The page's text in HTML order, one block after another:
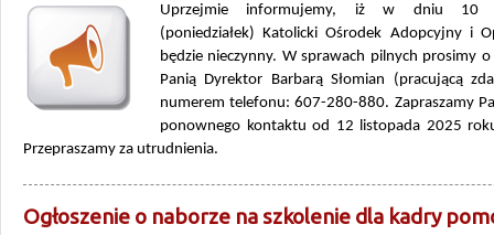
Uprzejmie informujemy, iż w dniu 10
(poniedziałek) Katolicki Ośrodek Adopcyjny i
będzie nieczynny. W sprawach pilnych prosimy
Panią Dyrektor Barbarą Słomian (pracującą
numerem telefonu: 607-280-880. Zapraszamy
ponownego kontaktu od 12 listopada 2025
Przepraszamy za utrudnienia.
Ogłoszenie o naborze na szkolenie dla kadry